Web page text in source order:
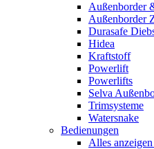
Außenborder
Außenborder
Durasafe
Hidea
Kraftstoff
Powerlift
Powerlifts
Selva
Trimsysteme
Watersnake
Bedienungen
Alles